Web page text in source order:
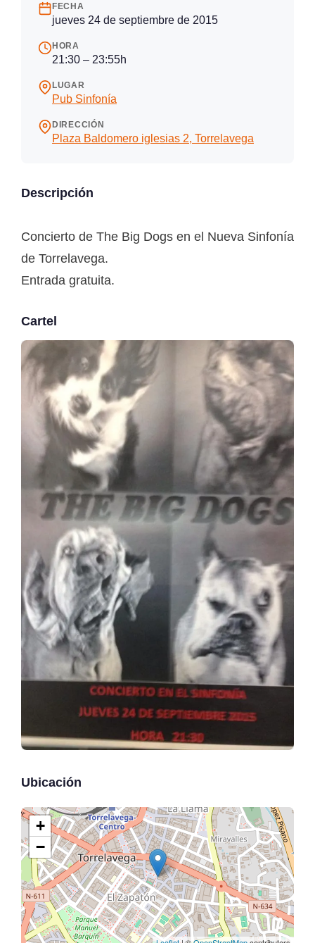
FECHA
jueves 24 de septiembre de 2015
HORA
21:30 – 23:55h
LUGAR
Pub Sinfonía
DIRECCIÓN
Plaza Baldomero iglesias 2, Torrelavega
Descripción
Concierto de The Big Dogs en el Nueva Sinfonía
de Torrelavega.
Entrada gratuita.
Cartel
Ubicación
+
−